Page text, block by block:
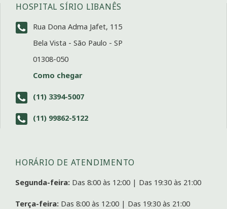
HOSPITAL SÍRIO LIBANÊS
Rua Dona Adma Jafet, 115
Bela Vista - São Paulo - SP
01308-050
Como chegar
(11) 3394-5007
(11) 99862-5122
HORÁRIO DE ATENDIMENTO
Segunda-feira: Das 8:00 às 12:00 | Das 19:30 às 21:00
Terça-feira: Das 8:00 às 12:00 | Das 19:30 às 21:00